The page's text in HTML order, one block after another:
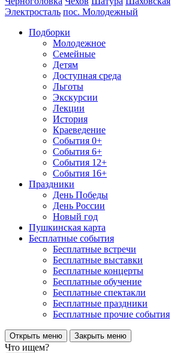
Электросталь пос. Молодежный
Подборки
Молодежное
Семейные
Детям
Доступная среда
Льготы
Экскурсии
Лекции
История
Краеведение
События 0+
События 6+
События 12+
События 16+
Праздники
День Победы
День России
Новый год
Пушкинская карта
Бесплатные события
Бесплатные встречи
Бесплатные выставки
Бесплатные концерты
Бесплатные обучение
Бесплатные спектакли
Бесплатные праздники
Бесплатные прочие события
Открыть меню Закрыть меню
Что ищем?